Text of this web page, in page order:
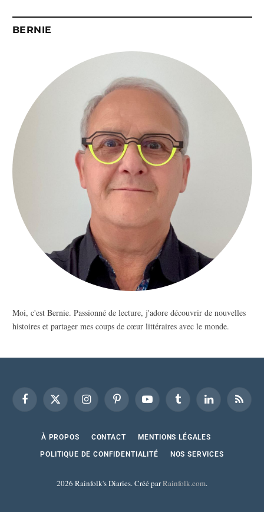
BERNIE
Moi, c'est Bernie. Passionné de lecture, j'adore découvrir de nouvelles
histoires et partager mes coups de cœur littéraires avec le monde.
FacebookX
(Twitter)
InstagramPinterest YouTube Tumblr LinkedInRSS
À PROPOS CONTACT MENTIONS LÉGALES
POLITIQUE DE CONFIDENTIALITÉ NOS SERVICES
2026 Rainfolk's Diaries. Créé parRainfolk.com.